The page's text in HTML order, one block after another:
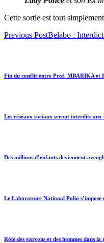
Cette sortie est tout
Previous PostBelabo :
Fin du conflit entre Prof. MBARIKA et
Les réseaux sociaux seront interdits
Des millions d’enfants deviennent
Le Laboratoire National Polio s’impose
Rôle des garçons et des hommes dans